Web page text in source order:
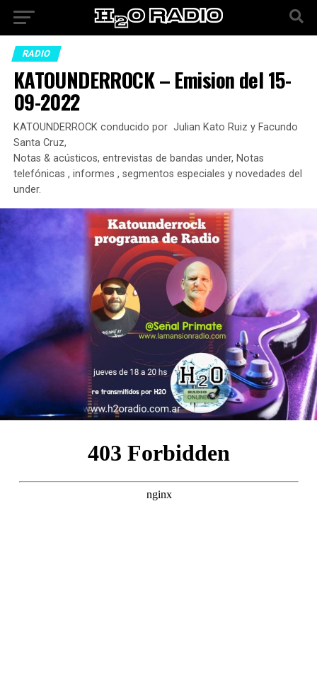
RADIO
KATOUNDERROCK – Emision del 15-
09-2022
KATOUNDERROCK conducido por Julian Kato Ruiz y Facundo
Santa Cruz,
Notas & acústicos, entrevistas de bandas under, Notas
telefónicas , informes , segmentos especiales y novedades del
under.